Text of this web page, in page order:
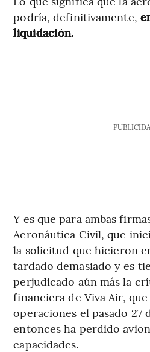
podría, definitivamente,
liquidación.
Y es que para ambas
Aeronáutica Civil, que
la solicitud que hicieron
tardado demasiado y es
perjudicado aún más la
financiera de Viva Air,
operaciones el pasado 27
entonces ha perdido
capacidades.